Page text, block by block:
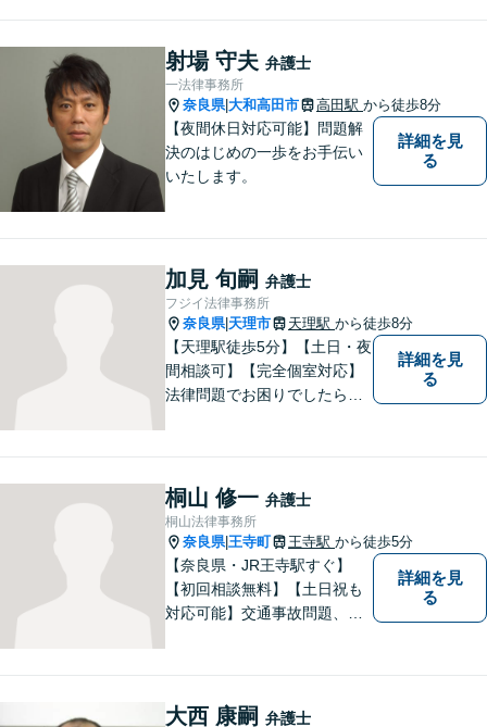
射場 守夫 弁護士
一法律事務所
奈良県|大和高田市 高田駅 から徒歩8分
【夜間休日対応可能】問題解
決のはじめの一歩をお手伝い
いたします。
詳細を見
る
加見 旬嗣 弁護士
フジイ法律事務所
奈良県| 天理市 天理駅 から徒歩8分
【天理駅徒歩5分】【土日・夜
間相談可】【完全個室対応】
法律問題でお困りでしたらお
いたします。お早めのご相談
が納得のいく解決への第一歩
です。
詳細を見
る
桐山 修一 弁護士
桐山法律事務所
奈良県|王寺町 王寺駅 から徒歩5分
【奈良県・JR王寺駅すぐ】
【初回相談無料】【土日祝も
対応可能】交通事故問題、遺
提供しています。
詳細を見
る
大西 康嗣 弁護士